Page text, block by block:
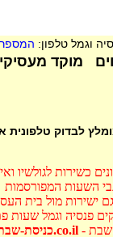
וגמל טלפון: המספר
מוקד
לבדוק
כשירות לגולשיו
השעות המפורסמות
ישירות מול בית
פנסיה וגמל שעות
-co.il.כניסת-שבת.www